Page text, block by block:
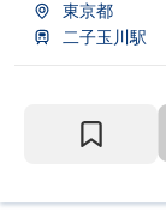
東京都
二子玉川駅